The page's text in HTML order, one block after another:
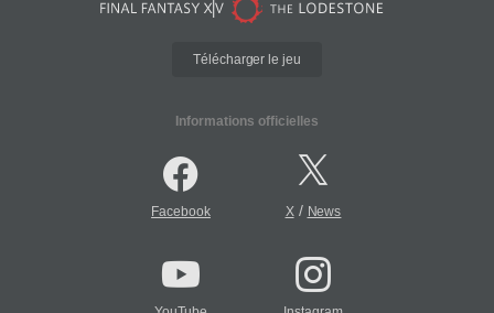
Télécharger le jeu
Informations officielles
Facebook X/ News